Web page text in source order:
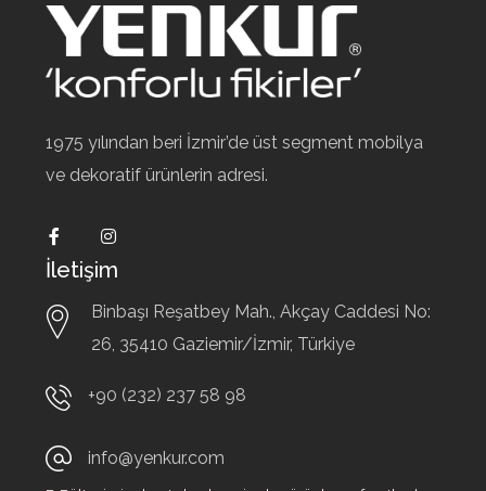
1975 yılından beri İzmir’de üst segment mobilya
ve dekoratif ürünlerin adresi.
İletişim
Binbaşı Reşatbey Mah., Akçay Caddesi No:
26, 35410 Gaziemir/İzmir, Türkiye
+90 (232) 237 58 98
info@yenkur.com